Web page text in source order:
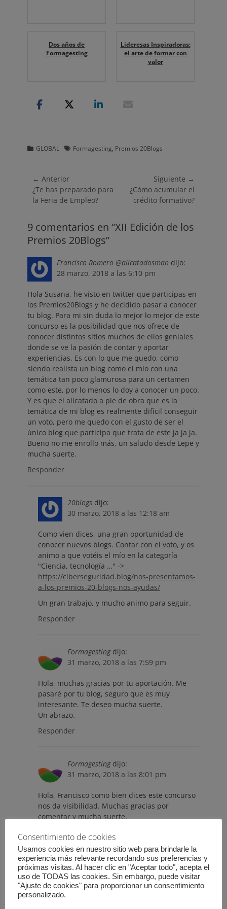
Dos años de
Formagesting
Lideresas Inspiradoras:
el arte de formar con
valor
Categorias
GLOBAL Etiquetas
Formagesting, Premios 20Blogs
Navegación
de
entradas
← Anterior
Entrada
anterior:
¿Te has preparado para
la Feria de Empleo?
Siguiente →
Entrada
siguiente:
¿Cómo acumular el
crédito formativo?
9 comentarios en “XII Edición de los
Premios 20Blogs”
Francisco Romero @alicatadosman dijo:
28 marzo, 2018 a las 6:10 pm
Hola Susana, he visto en twitter que participas en
los Premios20Blogs y he decidido pasar a conocer
tu blog. Para mi sin duda lo mejor lo mejor de este
concurso es la posibilidad que nos ofrece de
conocer distintos sitios muchos de ellos geniales
donde se ve la pasión de contar y aportar
experiencias. Es con lo que me quedo, como
siendo realista un blog como el mío con una
temática tan poco glamurosa para un certamen
como este, por lo menos lo doy a conocer un poco.
Y es que el alicatado a pie de obra que es la
temática de mi blog es realmente difícil conseguir
un voto, pero me quedo con el gusto de ser el
único blog que participa que trata de este ja ja ja.
Bueno no me enrollo más, un saludo desde Lepe y
mucha suerte.
Responder
20blogs dijo:
30 marzo, 2018 a las 12:18 am
Como vien dices, una gran oportunidad de
conocer nuevos blogs. Contar con el voto, y os
animo a que votéis el mío en la categoría
"Ciencia, tecnología …" ->
https://ciberseguridad.blog/nos-presentamos-
a-los-premios-20-blogs-nos-ayudas/
Un gran trabajo, y mucho animo para seguir.
Responder
Formagesting dijo:
31 marzo, 2018 a las 7:59 pm
Hola, muchas gracias por tu aportación. Me
pasaré por tu blog, seguro que es muy
interesante. Te deseo mucha suerte.
Un abrazo.
Responder
Formagesting dijo:
31 marzo, 2018 a las 8:01 pm
Hola, Francisco como bien dices este concurso
nos da visibilidad. Muchas gracias por
comentar y mucha suerte.
Responder
Breo Administrador y Creador del Blog
Alumno Aventajado dijo:
30 marzo, 2018 a las 6:48 pm
Consentimiento de cookies
Usamos cookies en nuestro sitio web para brindarle la
experiencia más relevante recordando sus preferencias y
próximas visitas. Al hacer clic en "Aceptar todo", acepta el
uso de TODAS las cookies. Sin embargo, puede visitar
"Ajuste de cookies" para proporcionar un consentimiento
personalizado.